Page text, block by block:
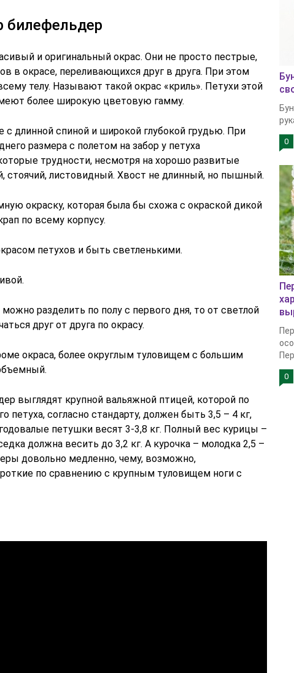
билефельдер
и оригинальный окрас. Они не просто пестрые,
в окрасе, переливающихся друг в друга. При этом
телу. Называют такой окрас «криль». Петухи этой
более широкую цветовую гамму.
с длинной спиной и широкой глубокой грудью. При
размера с полетом на забор у петуха
трудности, несмотря на хорошо развитые
стоячий, листовидный. Хвост не длинный, но пышный.
окраску, которая была бы схожа с окраской дикой
по всему корпусу.
петухов и быть светленькими.
разделить по полу с первого дня, то от светлой
друг от друга по окрасу.
окраса, более округлым туловищем с большим
выглядят крупной вальяжной птицей, которой по
петуха, согласно стандарту, должен быть 3,5 – 4 кг,
петушки весят 3-3,8 кг. Полный вес курицы –
должна весить до 3,2 кг. А курочка – молодка 2,5 –
довольно медленно, чему, возможно,
по сравнению с крупным туловищем ноги с
0
0